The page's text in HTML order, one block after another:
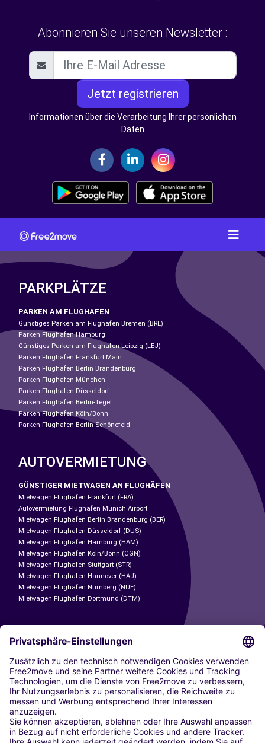
Abonnieren Sie unseren Newsletter :
Jetzt registrieren
Informationen über die Verarbeitung Ihrer persönlichen
Daten
PARKPLÄTZE
PARKEN AM FLUGHAFEN
Günstiges Parken am Flughafen Bremen (BRE)
Parken Flughafen Hamburg
Günstiges Parken am Flughafen Leipzig (LEJ)
Parken Flughafen Frankfurt Main
Parken Flughafen Berlin Brandenburg
Parken Flughafen München
Parken Flughafen Düsseldorf
Parken Flughafen Berlin-Tegel
Parken Flughafen Köln/Bonn
Parken Flughafen Berlin-Schönefeld
AUTOVERMIETUNG
GÜNSTIGER MIETWAGEN AN FLUGHÄFEN
Mietwagen Flughafen Frankfurt (FRA)
Autovermietung Flughafen Munich Airport
Mietwagen Flughafen Berlin Brandenburg (BER)
Mietwagen Flughafen Düsseldorf (DUS)
Mietwagen Flughafen Hamburg (HAM)
Mietwagen Flughafen Köln/Bonn (CGN)
Mietwagen Flughafen Stuttgart (STR)
Mietwagen Flughafen Hannover (HAJ)
Mietwagen Flughafen Nürnberg (NUE)
Mietwagen Flughafen Dortmund (DTM)
CARSHARING
UNSERE STÄDTE
Paris
Madrid
Washington DC
Mailand
Rom
Turin
Wien